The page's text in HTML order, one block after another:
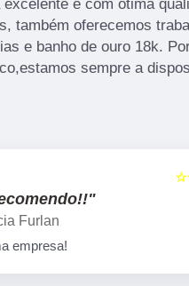
excelente e com ótima
também oferecemos
e banho de ouro 18k.
sempre a
zanini
maravilhosa ! Banho de